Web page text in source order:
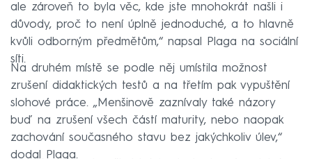
ale zároveň to byla věc, kde jste mnohokrát našli i
důvody, proč to není úplně jednoduché, a to hlavně
kvůli odborným předmětům,“ napsal Plaga na sociální
síti.
Na druhém místě se podle něj umístila možnost
zrušení didaktických testů a na třetím pak vypuštění
slohové práce. „Menšinově zaznívaly také názory
buď na zrušení všech částí maturity, nebo naopak
zachování současného stavu bez jakýchkoliv úlev,“
dodal Plaga.